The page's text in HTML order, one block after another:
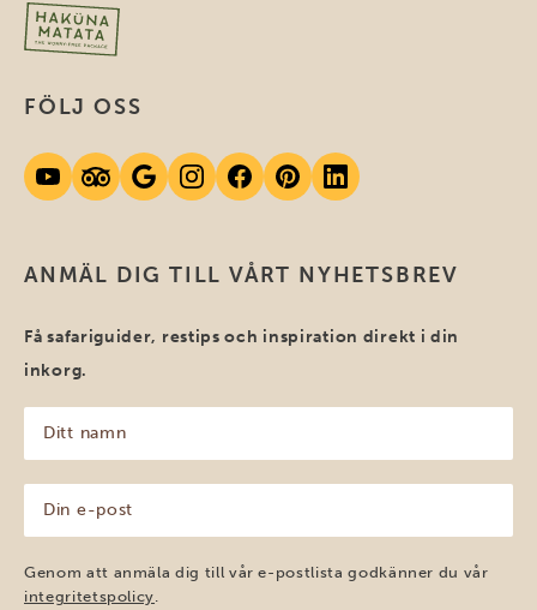
ANMÄL DIG TILL VÅRT NYHETSBREV
Få safariguider, restips och inspiration direkt i din
inkorg.
namn
(Obligatoriskt)
post
(Obligatoriskt)
Genom att anmäla dig till vår e-postlista godkänner du vår
integritetspolicy.
FÖLJ OSS